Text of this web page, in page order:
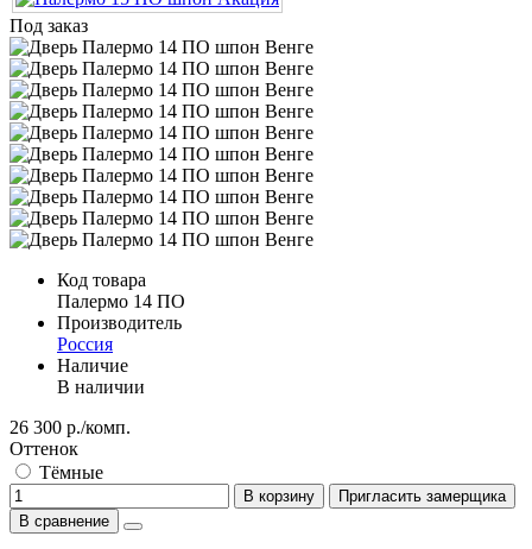
Под заказ
Код товара
Палермо 14 ПО
Производитель
Россия
Наличие
В наличии
26 300 р./комп.
Оттенок
Тёмные
В корзину
Пригласить замерщика
В сравнение